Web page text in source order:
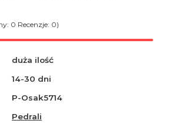
0 Recenzje: 0)
duża ilość
14-30 dni
P-Osak5714
Pedrali